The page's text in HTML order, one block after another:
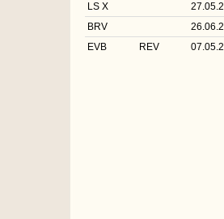
LS X
BRV
EVB
REV